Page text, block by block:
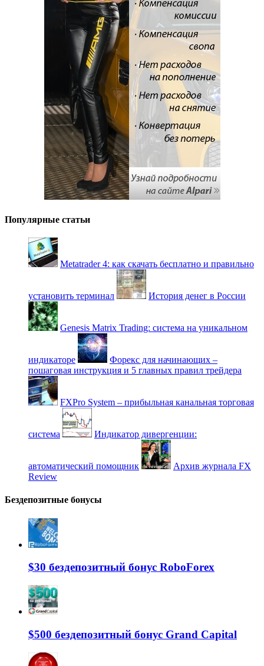
Популярные статьи
Metatrader 4: как скачать бесплатно и правильно
установить терминал История денег в России
Genesis Matrix Trading: система на уникальном
индикаторе
Форекс для начинающих –
пошаговая инструкция и 5 главных правил трейдера
FXPro System – прибыльная канальная торговая
система Индикатор дивергенции:
автоматический помощник
Архив журнала FX
Review
Бездепозитные бонусы
$30 бездепозитный бонус RoboForex
$500 бездепозитный бонус Grand Capital